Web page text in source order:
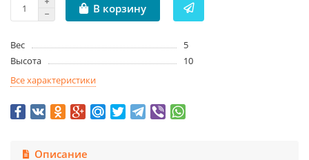
В корзину
Вес
5
Высота
10
Все характеристики
Описание